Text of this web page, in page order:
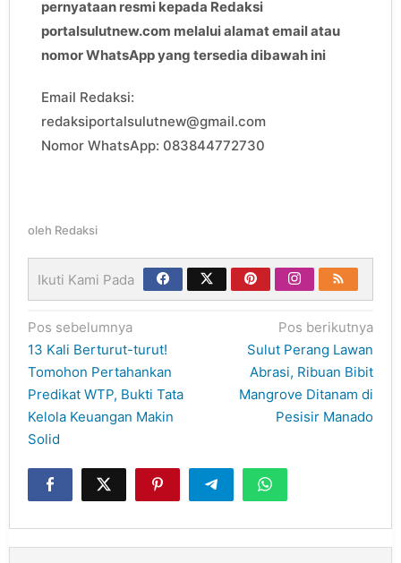
pernyataan resmi kepada Redaksi
portalsulutnew.com melalui alamat email atau
nomor WhatsApp yang tersedia dibawah ini
Email Redaksi:
redaksiportalsulutnew@gmail.com
Nomor WhatsApp: 083844772730
oleh Redaksi
Ikuti Kami Pada
Navigasi
pos
Pos sebelumnya
13 Kali Berturut-turut!
Tomohon Pertahankan
Predikat WTP, Bukti Tata
Kelola Keuangan Makin
Solid
Pos berikutnya
Sulut Perang Lawan
Abrasi, Ribuan Bibit
Mangrove Ditanam di
Pesisir Manado